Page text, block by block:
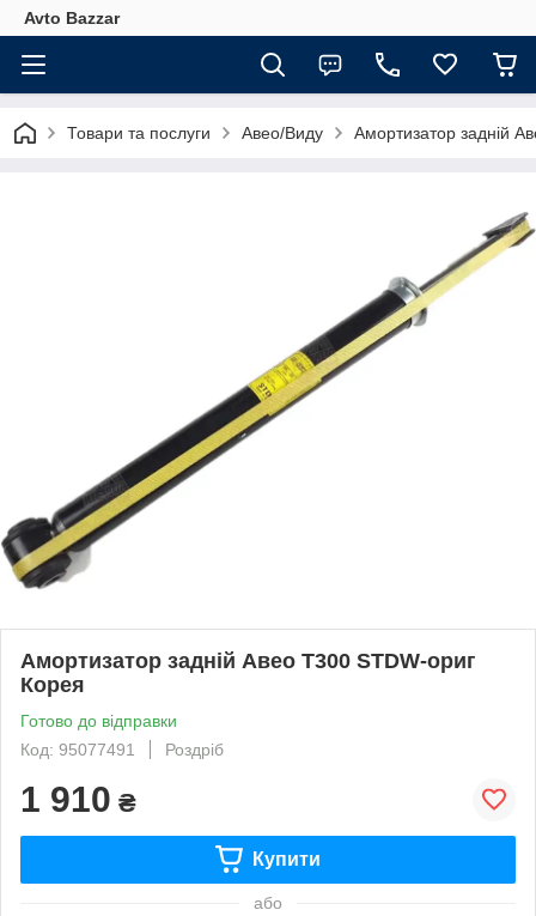
Avto Bazzar
Товари та послуги Авео/Виду Амортизатор задній
Амортизатор задній Авео Т300 STDW-ориг
Корея
Готово до відправки
Код: 95077491
Роздріб
1 910 ₴
Купити
або